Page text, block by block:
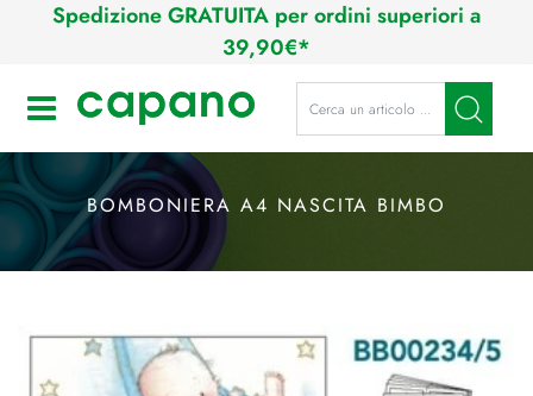
Spedizione GRATUITA per ordini superiori a
39,90€*
Open La modifica di un filtro
BOMBONIERA A4 NASCITA BIMBO